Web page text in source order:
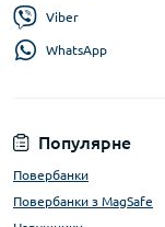
Популярне
Повербанки
Повербанки з MagSafe
Viber
WhatsApp